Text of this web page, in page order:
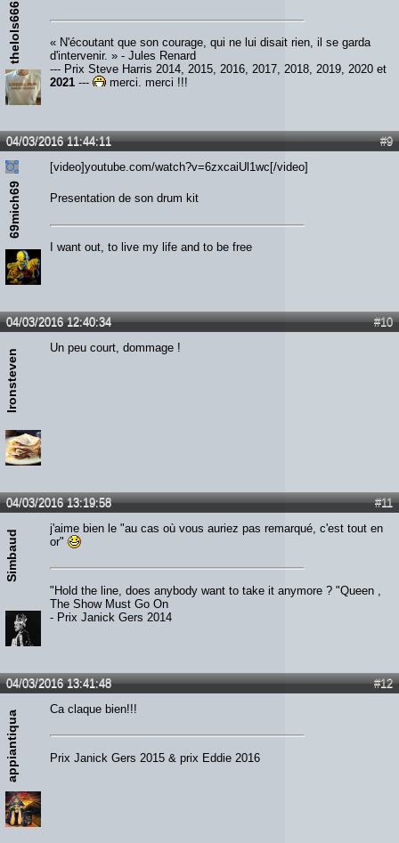
thelols666
« N'écoutant que son courage, qui ne lui disait rien, il se garda
d'intervenir. » - Jules Renard
--- Prix Steve Harris 2014, 2015, 2016, 2017, 2018, 2019, 2020 et
2021 --- merci, merci !!!
#9
04/03/2016 11:44:11
69mich69
[video]youtube.com/watch?v=6zxcaiUl1wc[/video]
Presentation de son drum kit
I want out, to live my life and to be free
#10
04/03/2016 12:40:34
Ironsteven
Un peu court, dommage !
#11
04/03/2016 13:19:58
Simbaud
j'aime bien le "au cas où vous auriez pas remarqué, c'est tout en
or"
"Hold the line, does anybody want to take it anymore ? "Queen ,
The Show Must Go On
- Prix Janick Gers 2014
#12
04/03/2016 13:41:48
appiantiqua
Ca claque bien!!!
Prix Janick Gers 2015 & prix Eddie 2016